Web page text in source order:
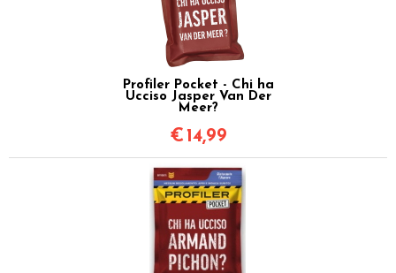
Profiler Pocket - Chi ha
Ucciso Jasper Van Der
Meer?
€ 14,99